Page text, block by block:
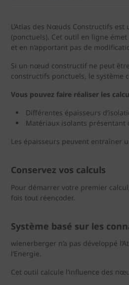
L’Atlas des Nœuds Constructifs
(ponctuels). Cet outil en ligne
et en n’apportant pas de
Si un nœud constructif ne peut
constructifs ponctuels, le système
Vous pouvez faire réaliser les
Différentes épaisseurs
Matériaux isolants
Les épaisseurs peuvent entraîner
Conservez vos calculs
Pour démarrer votre premier
fois tout réencoder.
Système basé sur les
wienerberger n’a pas développé
l’Energie.
Cet outil calcule l’influence des